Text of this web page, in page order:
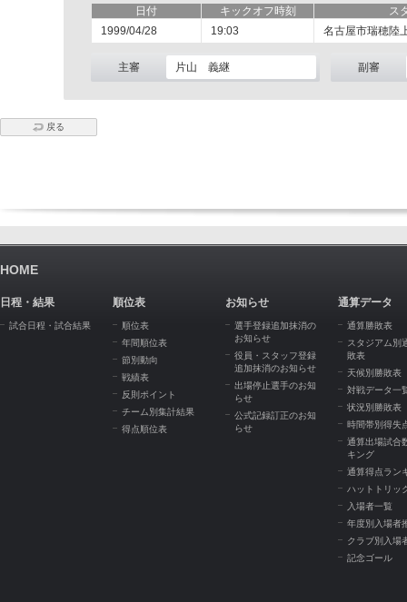
日付 キックオフ時刻
ス
1999/04/28
19:03 名古屋市瑞穂陸
主審 片山 義継 副審
戻る
HOME
日程・結果
試合日程・試合結果
順位表
順位表
年間順位表
節別動向
戦績表
反則ポイント
チーム別集計結果
得点順位表
お知らせ
選手登録追加抹消の
お知らせ
役員・スタッフ登録
追加抹消のお知らせ
出場停止選手のお知
らせ
公式記録訂正のお知
らせ
通算データ
通算勝敗表
スタジアム別
敗表
天候別勝敗表
対戦データ一
状況別勝敗表
時間帯別得失
通算出場試合
キング
通算得点ラン
ハットトリッ
入場者一覧
年度別入場者
クラブ別入場
記念ゴール